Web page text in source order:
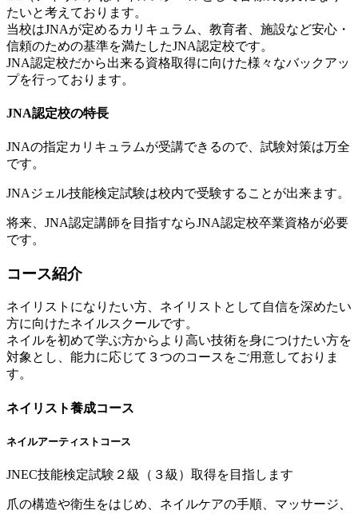
たいと考えております。
当校はJNAが定めるカリキュラム、教育者、施設など安心・
信頼のための基準を満たしたJNA認定校です。
JNA認定校だから出来る資格取得に向けた様々なバックアッ
プを行っております。
JNA認定校の特長
JNAの指定カリキュラムが受講できるので、試験対策は万全
です。
JNAジェル技能検定試験は校内で受験することが出来ます。
将来、JNA認定講師を目指すならJNA認定校卒業資格が必要
です。
コース紹介
ネイリストになりたい方、ネイリストとして自信を深めたい
方に向けたネイルスクールです。
ネイルを初めて学ぶ方からより高い技術を身につけたい方を
対象とし、能力に応じて３つのコースをご用意しておりま
す。
ネイリスト養成コース
ネイルアーティストコース
JNEC技能検定試験２級（３級）取得を目指します
爪の構造や衛生をはじめ、ネイルケアの手順、マッサージ、